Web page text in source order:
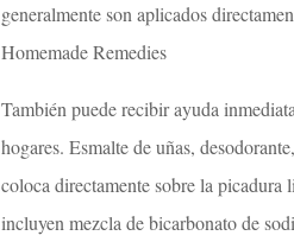
generalmente son aplicados
Homemade Remedies
También puede recibir ayuda
hogares. Esmalte de uñas,
coloca directamente sobre la
incluyen mezcla de bicarbonato de